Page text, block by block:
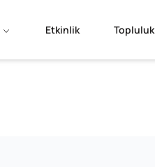
Etkinlik Topluluk